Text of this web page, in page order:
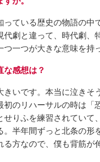
ている歴史の物語の中
劇と違って、時代劇、
一つが大きな意味を持
な感想は？
いです。本当に泣きそ
のリハーサルの時は「
りふを練習されていて
半年間ずっと北条の形
方なので、僕も背筋が